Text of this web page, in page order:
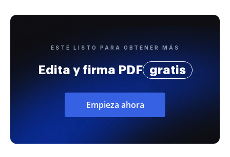
ESTÉ LISTO PARA OBTENER MÁS
Edita y firma PDF gratis
Empieza ahora